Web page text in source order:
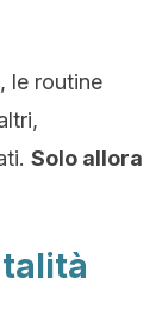
le routine
Solo allora